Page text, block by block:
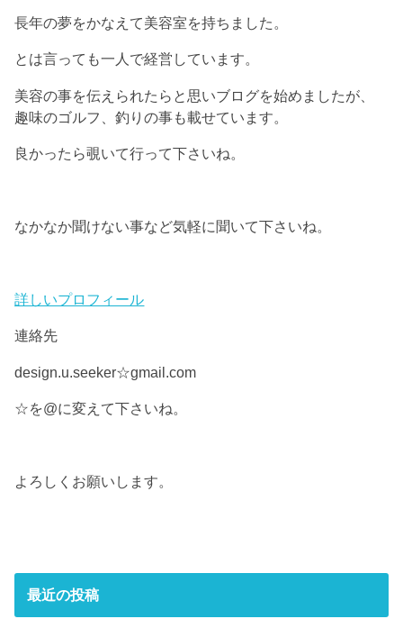
長年の夢をかなえて美容室を持ちました。
とは言っても一人で経営しています。
美容の事を伝えられたらと思いブログを始めましたが、
趣味のゴルフ、釣りの事も載せています。
良かったら覗いて行って下さいね。
なかなか聞けない事など気軽に聞いて下さいね。
詳しいプロフィール
連絡先
design.u.seeker☆gmail.com
☆を@に変えて下さいね。
よろしくお願いします。
最近の投稿